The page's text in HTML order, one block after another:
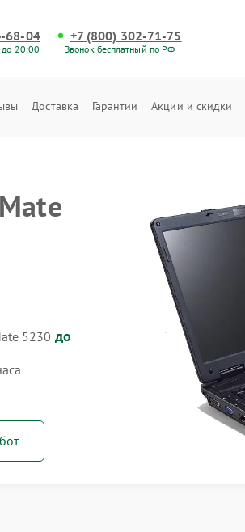
68-04
до 20:00
+7 (800) 302-71-75
Звонок бесплатный по РФ
Доставка Гарантии Акции и скидки
5230 до